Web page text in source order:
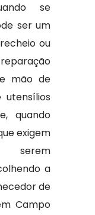
se
ser um
ou
mão de
quando
exigem
serem
a
de
Campo